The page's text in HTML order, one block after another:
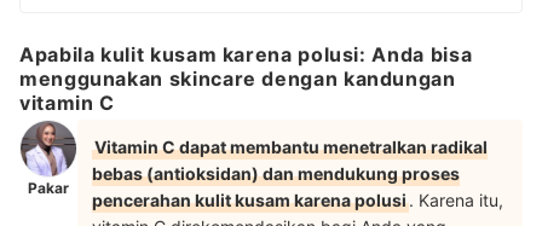
Apabila kulit kusam karena polusi: Anda bisa
menggunakan skincare dengan kandungan
vitamin C
Pakar
Vitamin C dapat membantu menetralkan radikal
bebas (antioksidan) dan mendukung proses
pencerahan kulit kusam karena polusi. Karena itu,